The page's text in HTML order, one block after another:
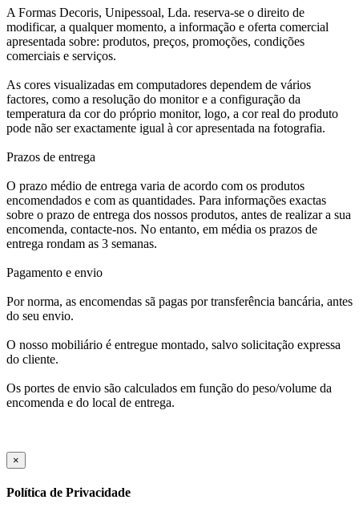
A Formas Decoris, Unipessoal, Lda. reserva-se o direito de
modificar, a qualquer momento, a informação e oferta comercial
apresentada sobre: produtos, preços, promoções, condições
comerciais e serviços.
As cores visualizadas em computadores dependem de vários
factores, como a resolução do monitor e a configuração da
temperatura da cor do próprio monitor, logo, a cor real do produto
pode não ser exactamente igual à cor apresentada na fotografia.
Prazos de entrega
O prazo médio de entrega varia de acordo com os produtos
encomendados e com as quantidades. Para informações exactas
sobre o prazo de entrega dos nossos produtos, antes de realizar a sua
encomenda, contacte-nos. No entanto, em média os prazos de
entrega rondam as 3 semanas.
Pagamento e envio
Por norma, as encomendas sã pagas por transferência bancária, antes
do seu envio.
O nosso mobiliário é entregue montado, salvo solicitação expressa
do cliente.
Os portes de envio são calculados em função do peso/volume da
encomenda e do local de entrega.
×
Política de Privacidade